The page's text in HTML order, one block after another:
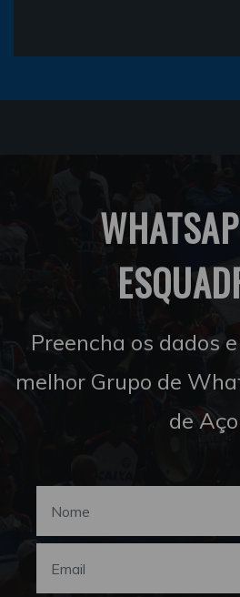
Preencha os dados
melhor Grupo de
de Aço